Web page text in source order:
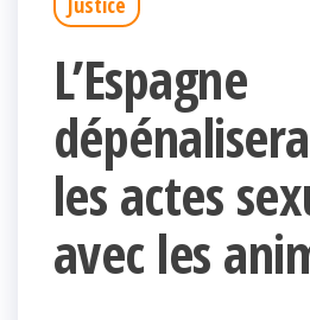
L’Espagne
les actes
avec les